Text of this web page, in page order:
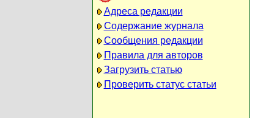
Адреса редакции
Содержание журнала
Сообщения редакции
Правила для авторов
Загрузить статью
Проверить статус статьи